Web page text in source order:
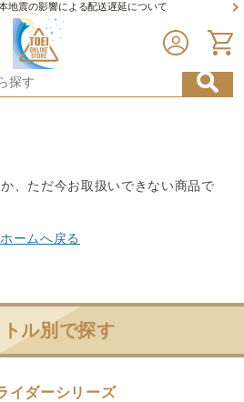
地震の影響による配送遅延について
、ただ今お取扱いできない商品で
ホームへ戻る
ル別で探す
イダーシリーズ